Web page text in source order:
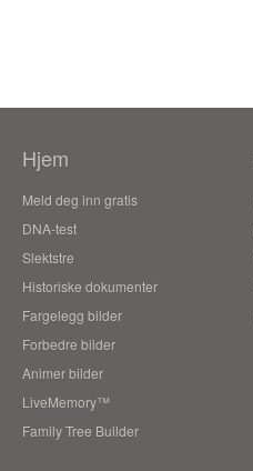
Hjem
Meld deg inn gratis
DNA-test
Slektstre
Historiske dokumenter
Fargelegg bilder
Forbedre bilder
Animer bilder
LiveMemory™
Family Tree Builder